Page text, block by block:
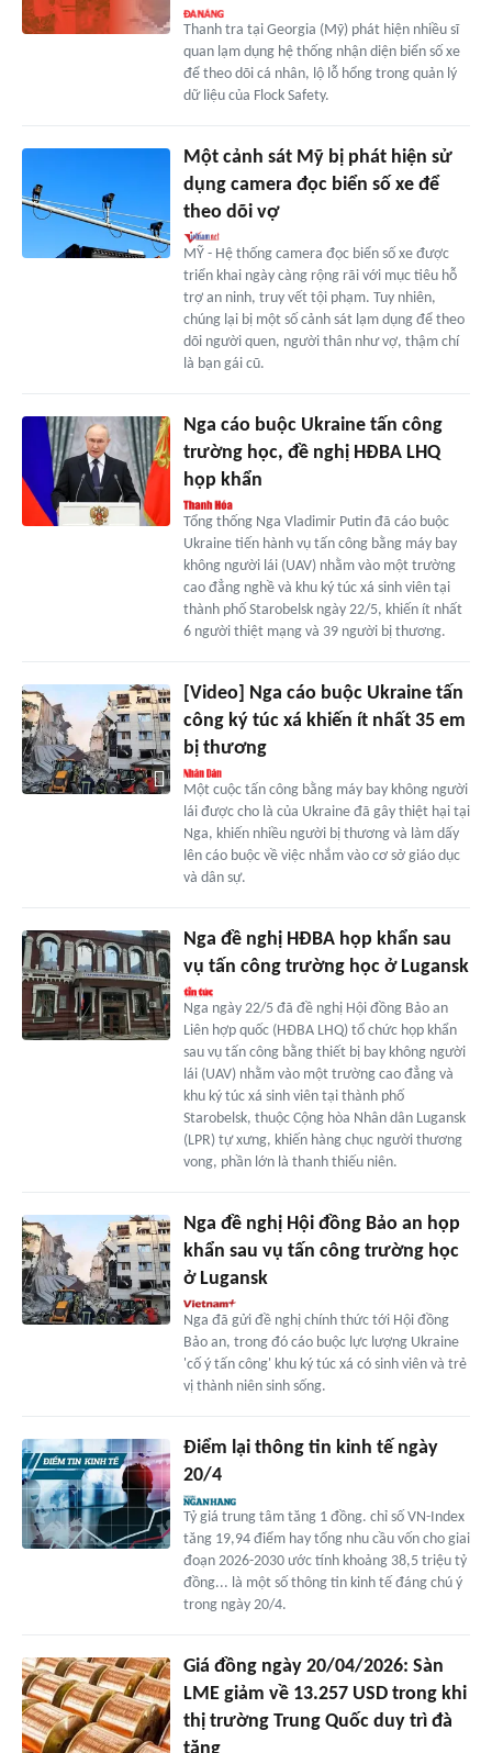
Thanh tra tại Georgia (Mỹ) phát hiện nhiều sĩ
quan lạm dụng hệ thống nhận diện biển số xe
để theo dõi cá nhân, lộ lỗ hổng trong quản lý
dữ liệu của Flock Safety.
Một cảnh sát Mỹ bị phát hiện sử
dụng camera đọc biển số xe để
theo dõi vợ
MỸ - Hệ thống camera đọc biển số xe được
triển khai ngày càng rộng rãi với mục tiêu hỗ
trợ an ninh, truy vết tội phạm. Tuy nhiên,
chúng lại bị một số cảnh sát lạm dụng để theo
dõi người quen, người thân như vợ, thậm chí
là bạn gái cũ.
Nga cáo buộc Ukraine tấn công
trường học, đề nghị HĐBA LHQ
họp khẩn
Tổng thống Nga Vladimir Putin đã cáo buộc
Ukraine tiến hành vụ tấn công bằng máy bay
không người lái (UAV) nhằm vào một trường
cao đẳng nghề và khu ký túc xá sinh viên tại
thành phố Starobelsk ngày 22/5, khiến ít nhất
6 người thiệt mạng và 39 người bị thương.
[Video] Nga cáo buộc Ukraine tấn
công ký túc xá khiến ít nhất 35 em
bị thương
Một cuộc tấn công bằng máy bay không người
lái được cho là của Ukraine đã gây thiệt hại tại
Nga, khiến nhiều người bị thương và làm dấy
lên cáo buộc về việc nhắm vào cơ sở giáo dục
và dân sự.
Nga đề nghị HĐBA họp khẩn sau
vụ tấn công trường học ở Lugansk
Nga ngày 22/5 đã đề nghị Hội đồng Bảo an
Liên hợp quốc (HĐBA LHQ) tổ chức họp khẩn
sau vụ tấn công bằng thiết bị bay không người
lái (UAV) nhằm vào một trường cao đẳng và
khu ký túc xá sinh viên tại thành phố
Starobelsk, thuộc Cộng hòa Nhân dân Lugansk
(LPR) tự xưng, khiến hàng chục người thương
vong, phần lớn là thanh thiếu niên.
Nga đề nghị Hội đồng Bảo an họp
khẩn sau vụ tấn công trường học
ở Lugansk
Nga đã gửi đề nghị chính thức tới Hội đồng
Bảo an, trong đó cáo buộc lực lượng Ukraine
'cố ý tấn công' khu ký túc xá có sinh viên và trẻ
vị thành niên sinh sống.
Điểm lại thông tin kinh tế ngày
20/4
Tỷ giá trung tâm tăng 1 đồng. chỉ số VN-Index
tăng 19,94 điểm hay tổng nhu cầu vốn cho giai
đoạn 2026-2030 ước tính khoảng 38,5 triệu tỷ
đồng... là một số thông tin kinh tế đáng chú ý
trong ngày 20/4.
Giá đồng ngày 20/04/2026: Sàn
LME giảm về 13.257 USD trong khi
thị trường Trung Quốc duy trì đà
tăng